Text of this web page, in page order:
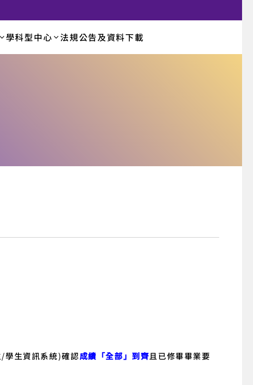
學科型中心 法規公告及資料下載
/學生資訊系統)確認成績「全部」到齊且已修畢畢業要